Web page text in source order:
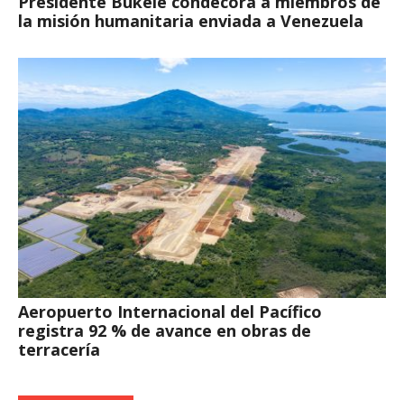
la misión humanitaria enviada a Venezuela
Aeropuerto Internacional del Pacífico
registra 92 % de avance en obras de
terracería